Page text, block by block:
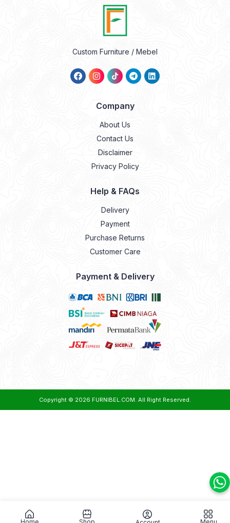
Custom Furniture / Mebel
Company
About Us
Contact Us
Disclaimer
Privacy Policy
Help & FAQs
Delivery
Payment
Purchase Returns
Customer Care
Payment & Delivery
Copyright © 2026 FURNIBEL.COM. All Right Reserved.